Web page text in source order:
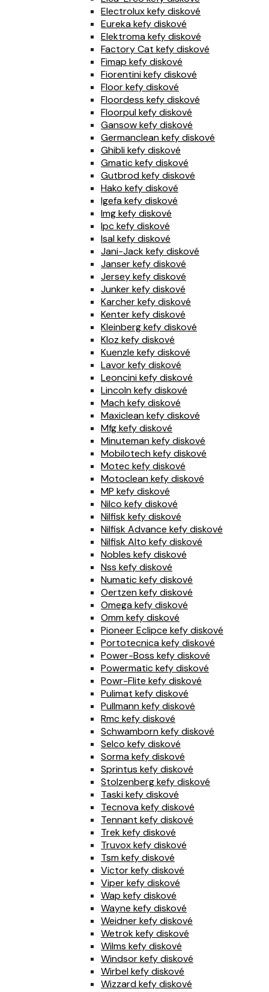
Electrolux kefy diskové
Eureka kefy diskové
Elektroma kefy diskové
Factory Cat kefy diskové
Fimap kefy diskové
Fiorentini kefy diskové
Floor kefy diskové
Floordess kefy diskové
Floorpul kefy diskové
Gansow kefy diskové
Germanclean kefy diskové
Ghibli kefy diskové
Gmatic kefy diskové
Gutbrod kefy diskové
Hako kefy diskové
Igefa kefy diskové
Img kefy diskové
Ipc kefy diskové
Isal kefy diskové
Jani-Jack kefy diskové
Janser kefy diskové
Jersey kefy diskové
Junker kefy diskové
Karcher kefy diskové
Kenter kefy diskové
Kleinberg kefy diskové
Kloz kefy diskové
Kuenzle kefy diskové
Lavor kefy diskové
Leoncini kefy diskové
Lincoln kefy diskové
Mach kefy diskové
Maxiclean kefy diskové
Mfg kefy diskové
Minuteman kefy diskové
Mobilotech kefy diskové
Motec kefy diskové
Motoclean kefy diskové
MP kefy diskové
Nilco kefy diskové
Nilfisk kefy diskové
Nilfisk Advance kefy diskové
Nilfisk Alto kefy diskové
Nobles kefy diskové
Nss kefy diskové
Numatic kefy diskové
Oertzen kefy diskové
Omega kefy diskové
Omm kefy diskové
Pioneer Eclipce kefy diskové
Portotecnica kefy diskové
Power-Boss kefy diskové
Powermatic kefy diskové
Powr-Flite kefy diskové
Pulimat kefy diskové
Pullmann kefy diskové
Rmc kefy diskové
Schwamborn kefy diskové
Selco kefy diskové
Sorma kefy diskové
Sprintus kefy diskové
Stolzenberg kefy diskové
Taski kefy diskové
Tecnova kefy diskové
Tennant kefy diskové
Trek kefy diskové
Truvox kefy diskové
Tsm kefy diskové
Victor kefy diskové
Viper kefy diskové
Wap kefy diskové
Wayne kefy diskové
Weidner kefy diskové
Wetrok kefy diskové
Wilms kefy diskové
Windsor kefy diskové
Wirbel kefy diskové
Wizzard kefy diskové